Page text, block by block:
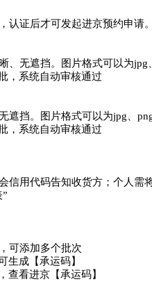
认证后才可发起进京预约申请。
无遮挡。图片格式可以为jpg
，系统自动审核通过
挡。图片格式可以为jpg、
，系统自动审核通过
信用代码告知收货方；个人
可添加多个批次
生成【承运码】
查看进京【承运码】